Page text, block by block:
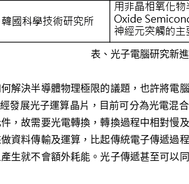
表、光子電腦研究新
解決半導體物理極限的議題，也許將電
發展光子運算晶片，目前可分為光電混
，故需要光電轉換，轉換過程中相對慢
資料傳輸及運算，比起傳統電子傳遞過
生就不會額外耗能。光子傳遞甚至可以